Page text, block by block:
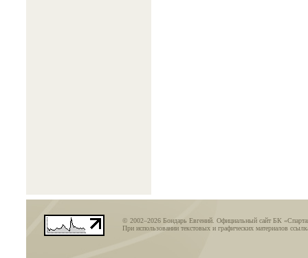
© 2002–2026 Бондарь Евгений. Официальный сайт БК
При использовании текстовых и графических материалов